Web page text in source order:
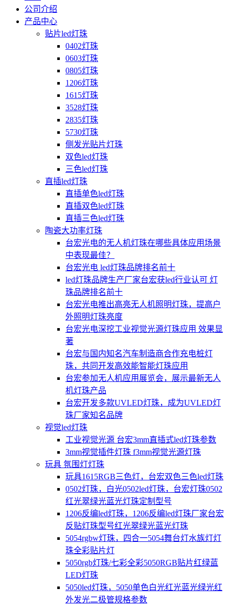
公司介绍
产品中心
贴片led灯珠
0402灯珠
0603灯珠
0805灯珠
1206灯珠
1615灯珠
3528灯珠
2835灯珠
5730灯珠
侧发光贴片灯珠
双色led灯珠
三色led灯珠
直插led灯珠
直插单色led灯珠
直插双色led灯珠
直插三色led灯珠
陶瓷大功率灯珠
台宏光电的无人机灯珠在哪些具体应用场景
中表现最佳？
台宏光电 led灯珠品牌排名前十
led灯珠品牌生产厂家台宏获led行业认可 灯
珠品牌排名前十
台宏光电推出高亮无人机照明灯珠，提高户
外照明灯珠亮度
台宏光电深挖工业视觉光源灯珠应用 效果显
著
台宏与国内知名汽车制造商合作充电桩灯
珠，共同开发高效能智能灯珠应用
台宏参加无人机应用展览会，展示最新无人
机灯珠产品
台宏开发多款UVLED灯珠，成为UVLED灯
珠厂家知名品牌
视觉led灯珠
工业视觉光源 台宏3mm直插式led灯珠参数
3mm视觉插件灯珠 f3mm视觉光源灯珠
玩具 氛围灯灯珠
玩具1615RGB三色灯，台宏双色三色led灯珠
0502灯珠，白光0502led灯珠，台宏灯珠0502
红光翠绿光蓝光灯珠定制型号
1206反编led灯珠，1206反编led灯珠厂家台宏
反贴灯珠型号红光翠绿光蓝光灯珠
5054rgbw灯珠，四合一5054舞台灯水族灯灯
珠全彩贴片灯
5050rgb灯珠/七彩全彩5050RGB贴片红绿蓝
LED灯珠
5050led灯珠，5050单色白光红光蓝光绿光红
外发光二极管规格参数